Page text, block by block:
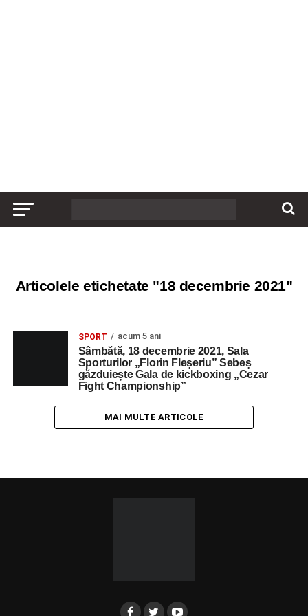
Articolele etichetate "18 decembrie 2021"
SPORT acum 5 ani
Sâmbătă, 18 decembrie 2021, Sala
Sporturilor „Florin Fleșeriu” Sebeș
găzduiește Gala de kickboxing „Cezar
Fight Championship”
MAI MULTE ARTICOLE